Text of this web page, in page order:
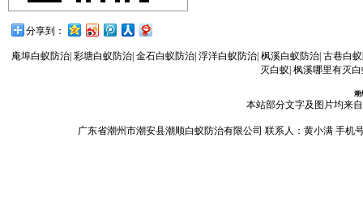
分享到：
庵埠白蚁防治| 彩塘白蚁防治| 金石白蚁防治| 浮洋白蚁防治| 枫溪白蚁防治| 古巷白
灭白蚁 枫溪哪里有灭白
潮
本站部分文字及图片均来
广东省潮州市潮安县潮顺白蚁防治有限公司 联系人：黄小满 手机